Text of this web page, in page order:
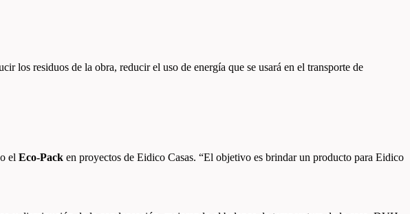
los residuos de la obra, reducir el uso de energía que se usará en el transporte de
el Eco-Pack en proyectos de Eidico Casas. “El objetivo es brindar un producto para Eidico